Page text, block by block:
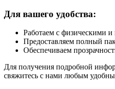
Для вашего удобства:
Работаем с физическими
Предоставляем полный
Обеспечиваем
Для получения подробной
свяжитесь с нами любым